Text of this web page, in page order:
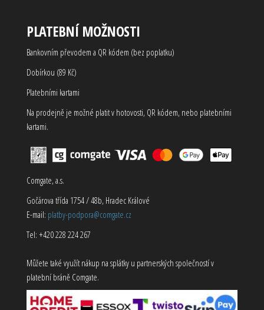
PLATEBNÍ MOŽNOSTI
Bankovním převodem a QR kódem (bez poplatku)
Dobírkou (89 Kč)
Platebními kartami
Na prodejně je možné platit v hotovosti, QR kódem, nebo platebními
kartami.
Comgate, a.s.
Gočárova třída 1754 / 48b, Hradec Králové
E-mail: platby-podpora@comgate.cz
Tel: +420 228 224 267
Můžete také využít nákup na splátky u partnerských společností v
platební bráně Comgate.